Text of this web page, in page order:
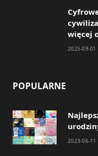
więcej
2025-09-01
POPULARNE
2023-06-11